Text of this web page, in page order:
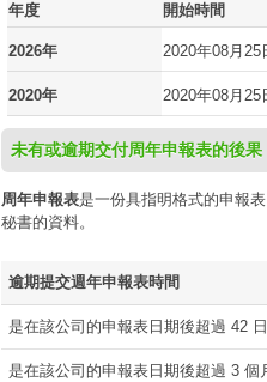
年度 開始時間
2026年 2020年08月25
2020年 2020年08月25
未有或逾期交付周年申報表的後果
周年申報表是一份具指明格式的申報
秘書的資料。
逾期提交週年申報表時間
是在該公司的申報表日期後超過 42
是在該公司的申報表日期後超過 3 個